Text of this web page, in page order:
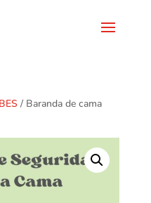
/ Baranda de cama